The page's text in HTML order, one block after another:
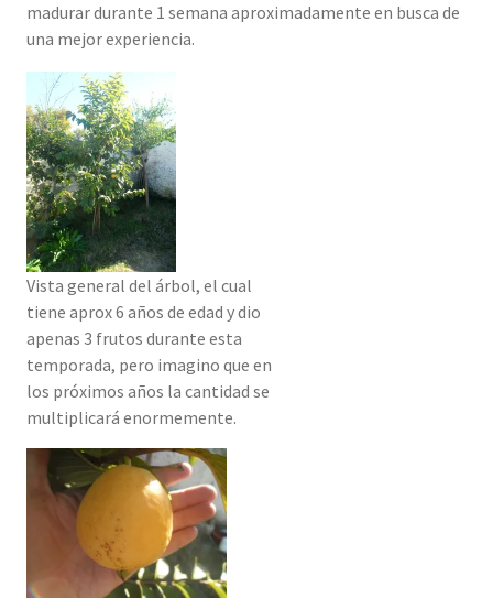
madurar durante 1 semana aproximadamente en busca de
una mejor experiencia.
Vista general del árbol, el cual
tiene aprox 6 años de edad y dio
apenas 3 frutos durante esta
temporada, pero imagino que en
los próximos años la cantidad se
multiplicará enormemente.